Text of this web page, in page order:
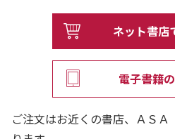
ヒントを、この1冊に詰め込み
8万人以上を無償で占い、25年
「芸能界最強の占い師」ゲッタ
ネット書店
電子書籍
ご注文はお近くの書店、ＡＳ